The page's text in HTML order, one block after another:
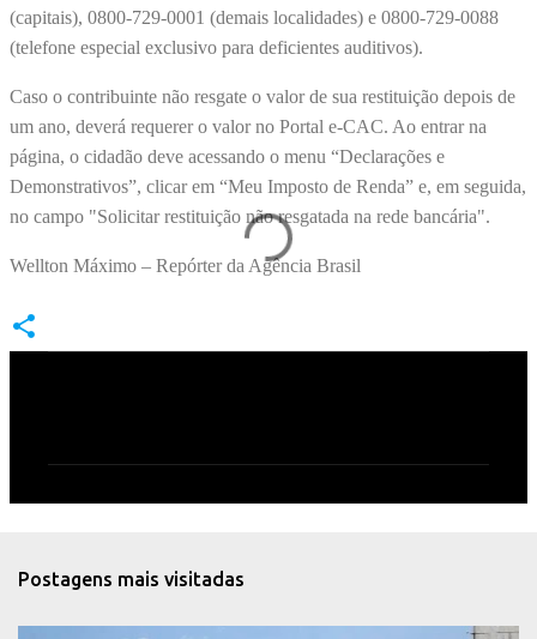
(capitais), 0800-729-0001 (demais localidades) e 0800-729-0088
(telefone especial exclusivo para deficientes auditivos).
Caso o contribuinte não resgate o valor de sua restituição depois de
um ano, deverá requerer o valor no Portal e-CAC. Ao entrar na
página, o cidadão deve acessando o menu “Declarações e
Demonstrativos”, clicar em “Meu Imposto de Renda” e, em seguida,
no campo "Solicitar restituição não resgatada na rede bancária".
Wellton Máximo – Repórter da Agência Brasil
á
r
Postagens mais visitadas